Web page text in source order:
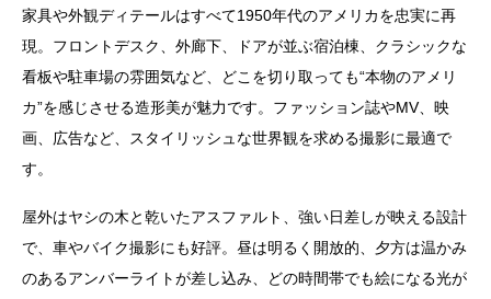
家具や外観ディテールはすべて1950年代のアメリカを忠実に再
現。フロントデスク、外廊下、ドアが並ぶ宿泊棟、クラシックな
看板や駐車場の雰囲気など、どこを切り取っても“本物のアメリ
カ”を感じさせる造形美が魅力です。ファッション誌やMV、映
画、広告など、スタイリッシュな世界観を求める撮影に最適で
す。
屋外はヤシの木と乾いたアスファルト、強い日差しが映える設計
で、車やバイク撮影にも好評。昼は明るく開放的、夕方は温かみ
のあるアンバーライトが差し込み、どの時間帯でも絵になる光が